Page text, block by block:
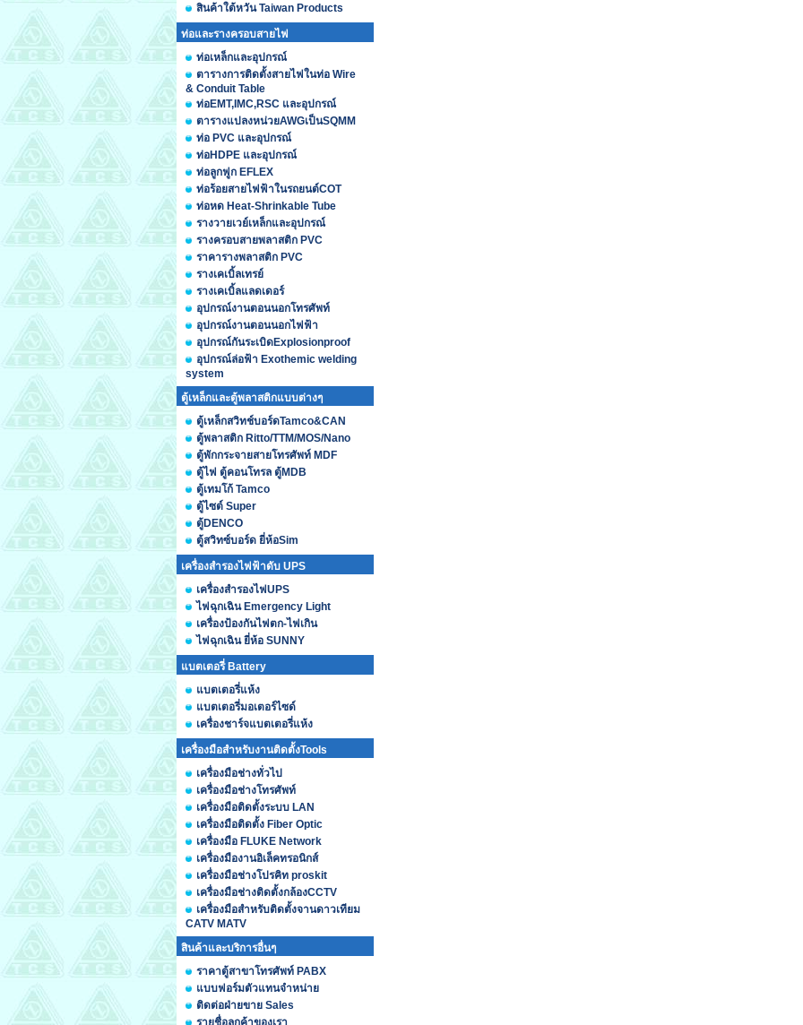
สินค้าใต้หวัน Taiwan Products
ท่อและรางครอบสายไฟ
ท่อเหล็กและอุปกรณ์
ตารางการติดตั้งสายไฟในท่อ Wire
& Conduit Table
ท่อEMT,IMC,RSC และอุปกรณ์
ตารางแปลงหน่วยAWGเป็นSQMM
ท่อ PVC และอุปกรณ์
ท่อHDPE และอุปกรณ์
ท่อลูกฟูก EFLEX
ท่อร้อยสายไฟฟ้าในรถยนต์COT
ท่อหด Heat-Shrinkable Tube
รางวายเวย์เหล็กและอุปกรณ์
รางครอบสายพลาสติก PVC
ราคารางพลาสติก PVC
รางเคเบิ้ลเทรย์
รางเคเบิ้ลแลดเดอร์
อุปกรณ์งานตอนนอกโทรศัพท์
อุปกรณ์งานตอนนอกไฟฟ้า
อุปกรณ์กันระเบิดExplosionproof
อุปกรณ์ล่อฟ้า Exothemic welding
system
ตู้เหล็กและตู้พลาสติกแบบต่างๆ
ตู้เหล็กสวิทช์บอร์ดTamco&CAN
ตู้พลาสติก Ritto/TTM/MOS/Nano
ตู้พักกระจายสายโทรศัพท์ MDF
ตู้ไฟ ตู้คอนโทรล ตู้MDB
ตู้เทมโก้ Tamco
ตู้ไซต์ Super
ตู้DENCO
ตู้สวิทซ์บอร์ด ยี่ห้อSim
เครื่องสำรองไฟฟ้าดับ UPS
เครื่องสำรองไฟUPS
ไฟฉุกเฉิน Emergency Light
เครื่องป้องกันไฟตก-ไฟเกิน
ไฟฉุกเฉิน ยี่ห้อ SUNNY
แบตเตอรี่ Battery
แบตเตอรี่แห้ง
แบตเตอรี่มอเตอร์ไซด์
เครื่องชาร์จแบตเตอรี่แห้ง
เครื่องมือสำหรับงานติดตั้งTools
เครื่องมือช่างทั่วไป
เครื่องมือช่างโทรศัพท์
เครื่องมือติดตั้งระบบ LAN
เครื่องมือติดตั้ง Fiber Optic
เครื่องมือ FLUKE Network
เครื่องมืองานอิเล็คทรอนิกส์
เครื่องมือช่างโปรคิท proskit
เครื่องมือช่างติดตั้งกล้องCCTV
เครื่องมือสำหรับติดตั้งจานดาวเทียม
CATV MATV
สินค้าและบริการอื่นๆ
ราคาตู้สาขาโทรศัพท์ PABX
แบบฟอร์มตัวแทนจำหน่าย
ติดต่อฝ่ายขาย Sales
รายชื่อลูกค้าของเรา